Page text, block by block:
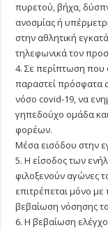
πυρετού, βήχα,
ανοσμίας ή
στην αθλητική
τηλεφωνικά τον
4. Σε περίπτωση που
παραστεί πρόσφατα
νόσο covid-19, να
γηπεδούχο ομάδα
φορέων.
Μέσα εισόδου στην
5. Η είσοδος των
φιλοξενούν αγώνες
επιτρέπεται μόνο
βεβαίωση νόσησης
6. Η βεβαίωση